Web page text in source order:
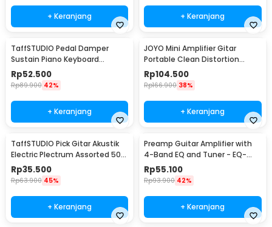
+ Keranjang + Keranjang
TaffSTUDIO Pedal Damper
Sustain Piano Keyboard
Universal Jack 6.35 mm - WTB-
005
Rp52.500
Rp89.900 42%
+ Keranjang
JOYO Mini Amplifier Gitar
Portable Clean Distortion
Headphone Amp 2W - JA-01
Rp104.500
Rp166.900 38%
+ Keranjang
TaffSTUDIO Pick Gitar Akustik
Electric Plectrum Assorted 50
PCS - A011A
Rp35.500
Rp63.900 45%
+ Keranjang
Preamp Guitar Amplifier with
4-Band EQ and Tuner - EQ-
7545R
Rp55.100
Rp93.900 42%
+ Keranjang